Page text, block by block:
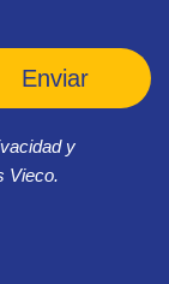
Enviar
y
Vieco.